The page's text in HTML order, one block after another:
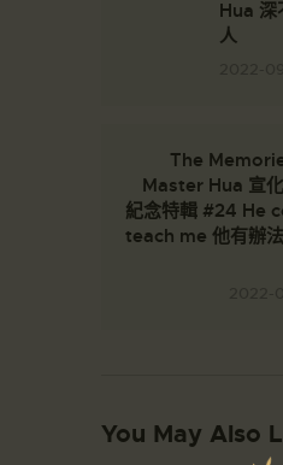
Hua 深
人
The
Master Hua 宣
紀念特輯 #24 He
teach me 他有辦
You May Also